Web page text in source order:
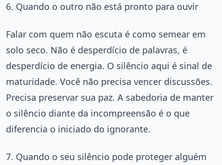
6. Quando o outro não está pronto para ouvir
Falar com quem não escuta é como semear em
solo seco. Não é desperdício de palavras, é
desperdício de energia. O silêncio aqui é sinal de
maturidade. Você não precisa vencer discussões.
Precisa preservar sua paz. A sabedoria de manter
o silêncio diante da incompreensão é o que
diferencia o iniciado do ignorante.
7. Quando o seu silêncio pode proteger alguém